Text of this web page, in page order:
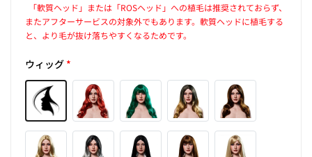
「軟質ヘッド」または「ROSヘッド」への植毛は推奨されておらず、
またアフターサービスの対象外でもあります。軟質ヘッドに植毛する
と、より毛が抜け落ちやすくなるためです。
ウィッグ*